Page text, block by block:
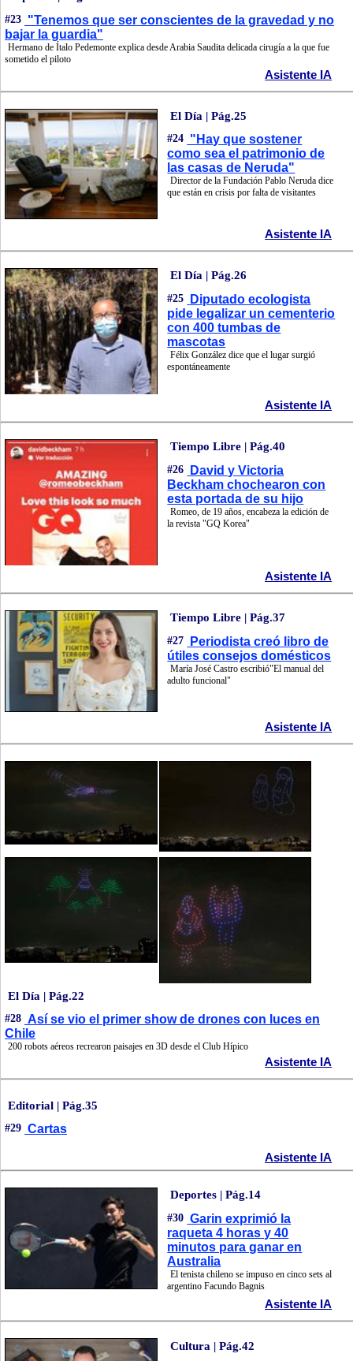
#23 "Tenemos que ser conscientes de la gravedad y no
bajar la guardia"
Hermano de Ítalo Pedemonte explica desde Arabia Saudita delicada cirugía a la que fue
sometido el piloto
Asistente IA
El Día | Pág.25
#24 "Hay que sostener
como sea el patrimonio de
las casas de Neruda"
Director de la Fundación Pablo Neruda dice
que están en crisis por falta de visitantes
Asistente IA
El Día | Pág.26
#25
Diputado ecologista
pide legalizar un cementerio
con 400 tumbas de
mascotas
Félix González dice que el lugar surgió
espontáneamente
Asistente IA
Tiempo Libre | Pág.40
#26
David y Victoria
Beckham chochearon con
esta portada de su hijo
Romeo, de 19 años, encabeza la edición de
la revista "GQ Korea"
Asistente IA
Tiempo Libre | Pág.37
#27
Periodista creó libro de
útiles consejos domésticos
María José Castro escribió"El manual del
adulto funcional"
Asistente IA
El Día | Pág.22
#28 Así se vio el primer show de drones con luces en
Chile
200 robots aéreos recrearon paisajes en 3D desde el Club Hípico
Asistente IA
Editorial | Pág.35
#29 Cartas
Asistente IA
Deportes | Pág.14
#30 Garin exprimió la
raqueta 4 horas y 40
minutos para ganar en
Australia
El tenista chileno se impuso en cinco sets al
argentino Facundo Bagnis
Asistente IA
Cultura | Pág.42